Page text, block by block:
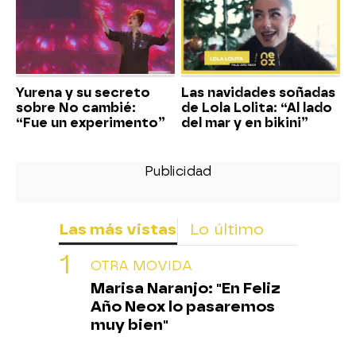
Yurena y su secreto
sobre No cambié:
“Fue un experimento”
Las navidades soñadas
de Lola Lolita: “Al lado
del mar y en bikini”
Las más vistas Lo último
OTRA MOVIDA
Marisa Naranjo: "En Feliz
Año Neox lo pasaremos
muy bien"